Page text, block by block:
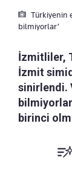
Türkiyenin
bilmiyorlar’
İzmitliler,
İzmit
sinirlendi.
birinci